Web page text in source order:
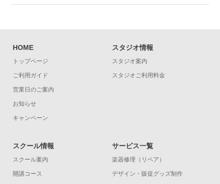
HOME
トップページ
ご利用ガイド
営業日のご案内
お知らせ
キャンペーン
スタジオ情報
スタジオ案内
スタジオご利用料金
スクール情報
スクール案内
開講コース
サービス一覧
楽器修理（リペア）
デザイン・販促グッズ制作